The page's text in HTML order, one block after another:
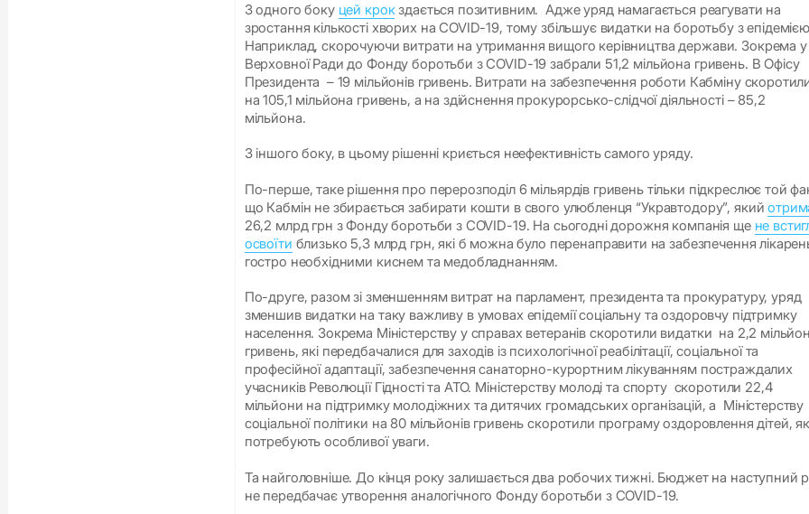
З одного боку цей крокздається позитивним. Адже уряд намагається реагувати на
зростання кількості хворих на COVID-19, тому збільшує видатки на боротьбу з
Наприклад, скорочуючи витрати на утримання вищого керівництва держави. Зокрема у
Верховної Ради до Фонду боротьби з COVID-19 забрали 51,2 мільйона гривень. В Офісу
Президента – 19 мільйонів гривень. Витрати на забезпечення роботи Кабміну
на 105,1 мільйона гривень, а на здійснення прокурорсько-слідчої діяльності – 85,2
мільйона.
З іншого боку, в цьому рішенні криється неефективність самого уряду.
По-перше, таке рішення про перерозподіл 6 мільярдів гривень тільки підкреслює той
що Кабмін не збирається забирати кошти в свого улюбленця “Укравтодору”, який
26,2 млрд грн з Фонду боротьби з COVID-19. На сьогодні дорожня компанія ще не
освоїти близько 5,3 млрд грн, які б можна було перенаправити на забезпечення
гостро необхідними киснем та медобладнанням.
По-друге, разом зі зменшенням витрат на парламент, президента та прокуратуру, уряд
зменшив видатки на таку важливу в умовах епідемії соціальну та оздоровчу підтримку
населення. Зокрема Міністерству у справах ветеранів скоротили видатки на 2,2
гривень, які передбачалися для заходів із психологічної реабілітації, соціальної та
професійної адаптації, забезпечення санаторно-курортним лікуванням постраждалих
учасників Революції Гідності та АТО. Міністерству молоді та спорту скоротили 22,4
мільйони на підтримку молодіжних та дитячих громадських організацій, а Міністерству
соціальної політики на 80 мільйонів гривень скоротили програму оздоровлення дітей,
потребують особливої уваги.
Та найголовніше. До кінця року залишається два робочих тижні. Бюджет на наступний
не передбачає утворення аналогічного Фонду боротьби з COVID-19.